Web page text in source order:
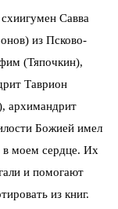
Савва
из Псково-
(Тяпочкин),
Таврион
архимандрит
Божией имел
в моем сердце. Их
и помогают
из книг.